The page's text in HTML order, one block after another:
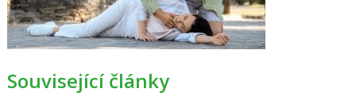
Související články